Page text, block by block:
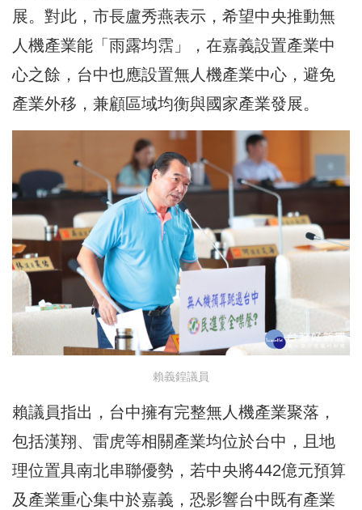
展。對此，市長盧秀燕表示，希望中央推動無
人機產業能「雨露均霑」，在嘉義設置產業中
心之餘，台中也應設置無人機產業中心，避免
產業外移，兼顧區域均衡與國家產業發展。
賴義鍠議員
賴議員指出，台中擁有完整無人機產業聚落，
包括漢翔、雷虎等相關產業均位於台中，且地
理位置具南北串聯優勢，若中央將442億元預算
及產業重心集中於嘉義，恐影響台中既有產業